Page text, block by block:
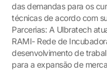
das demandas para os
técnicas de acordo com
Parcerias: A Ulbratech
RAMI- Rede de
desenvolvimento de
para a expansão de